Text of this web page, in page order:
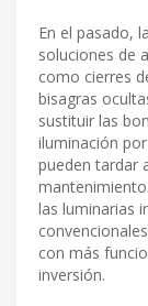
En el pasado,
soluciones de
como cierres
bisagras
sustituir las
iluminación
pueden tardar
las luminarias
con más
inversión.